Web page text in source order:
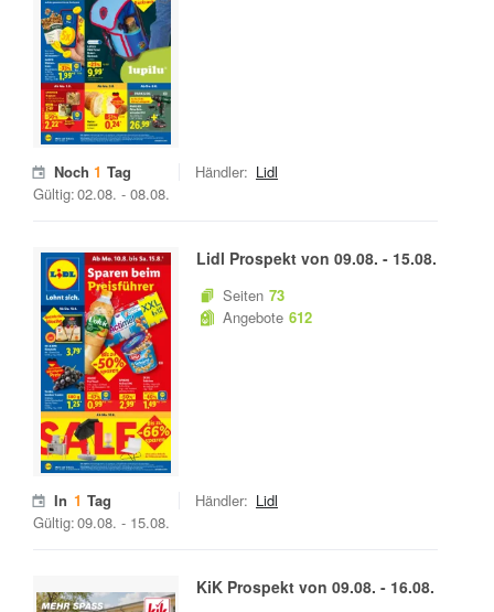
Noch 1 Tag
Gültig:02.08. - 08.08.
Händler: Lidl
Lidl Prospekt von 09.08. - 15.08.
Seiten 73
Angebote 612
In 1 Tag
Gültig:09.08. - 15.08.
Händler: Lidl
KiK Prospekt von 09.08. - 16.08.